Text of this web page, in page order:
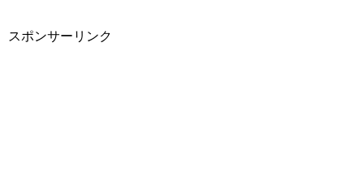
スポンサーリンク